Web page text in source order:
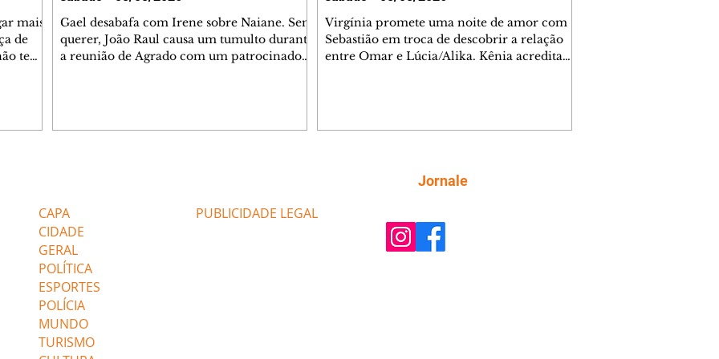
mais
de
tem
de
Gael desabafa com Irene sobre Naiane. Sem
querer, João Raul causa um tumulto durante
a reunião de Agrado com um patrocinador.
termina o relacionamento dos dois.
Virgínia promete uma noite de amor com
Sebastião em troca de descobrir a relação
entre Omar e Lúcia/Alika. Kênia acredita
comentam sobre a possível jazida de
tungstênio na região. Virgínia provoca
CAPA
CIDADE
GERAL
POLÍTICA
ESPORTES
POLÍCIA
MUNDO
TURISMO
PUBLICIDADE LEGAL
Jornale